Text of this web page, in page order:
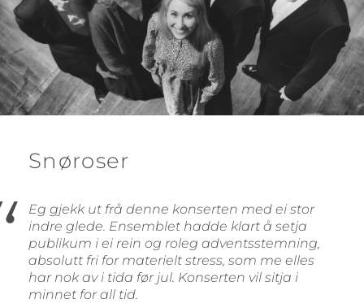
Snøroser
Eg gjekk ut frå denne konserten med ei stor
indre glede. Ensemblet hadde klart å setja
publikum i ei rein og roleg adventsstemning,
absolutt fri for materielt stress, som me elles
har nok av i tida før jul. Konserten vil sitja i
minnet for all tid.